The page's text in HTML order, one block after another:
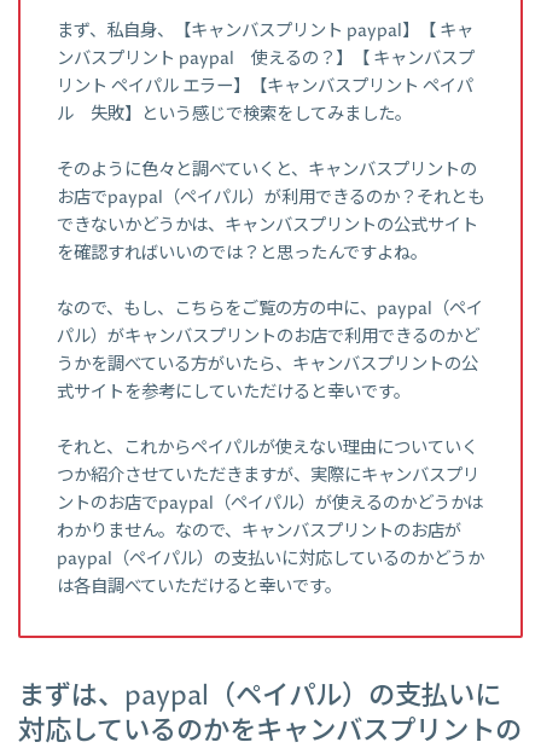
まず、私自身、【キャンバスプリント paypal】【 キャ
ンバスプリント paypal 使えるの？】【 キャンバスプ
リント ペイパル エラー】【キャンバスプリント ペイパ
ル 失敗】という感じで検索をしてみました。
そのように色々と調べていくと、キャンバスプリントの
お店でpaypal（ペイパル）が利用できるのか？それとも
できないかどうかは、キャンバスプリントの公式サイト
を確認すればいいのでは？と思ったんですよね。
なので、もし、こちらをご覧の方の中に、paypal（ペイ
パル）がキャンバスプリントのお店で利用できるのかど
うかを調べている方がいたら、キャンバスプリントの公
式サイトを参考にしていただけると幸いです。
それと、これからペイパルが使えない理由についていく
つか紹介させていただきますが、実際にキャンバスプリ
ントのお店でpaypal（ペイパル）が使えるのかどうかは
わかりません。なので、キャンバスプリントのお店が
paypal（ペイパル）の支払いに対応しているのかどうか
は各自調べていただけると幸いです。
まずは、paypal（ペイパル）の支払いに
対応しているのかをキャンバスプリントの